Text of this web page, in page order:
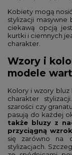
Kobiety mogą
stylizacji
ciekawą opcją
kurtki i ciemnych
charakter.
Wzory i
modele
Kolory i wzory
charakter
szarości czy
pasują do każdej
także bluzy z
przyciągną wzrok
się zarówno na
stylizacjach.